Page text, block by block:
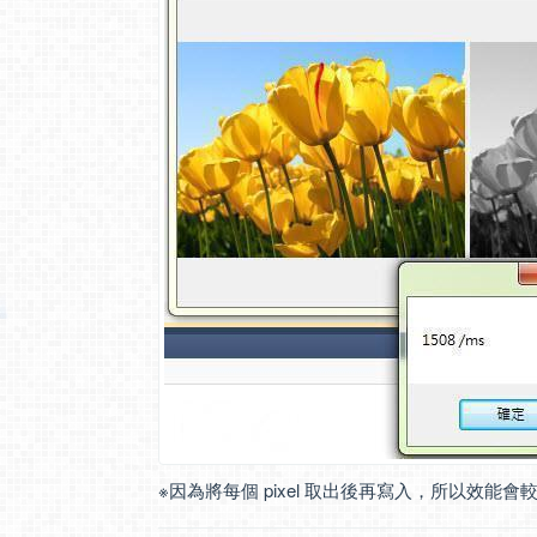
※因為將每個 pixel 取出後再寫入，所以效能會